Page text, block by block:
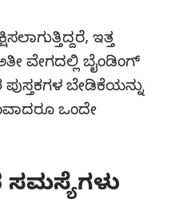
ಇತ್ತ
ವೇಗದಲ್ಲಿ ಬೈಂಡಿಂಗ್‌
ಬೇಡಿಕೆಯನ್ನು
ಒಂದೇ
ಸಮಸ್ಯೆಗಳು